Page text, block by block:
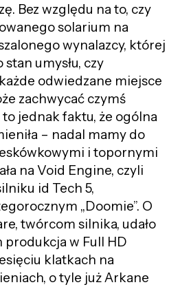
Bez względu na to, czy
solarium na
wynalazcy, której
umysłu, czy
odwiedzane miejsce
zachwycać czymś
jednak faktu, że ogólna
– nadal mamy do
i topornymi
na Void Engine, czyli
id Tech 5,
„Doomie”. O
twórcom silnika, udało
produkcja w Full HD
klatkach na
o tyle już Arkane